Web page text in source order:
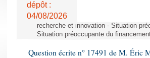
dépôt :
04/08/2026
recherche et innovation - Situation
Situation préoccupante du
Question écrite n° 17491 de M. Éric